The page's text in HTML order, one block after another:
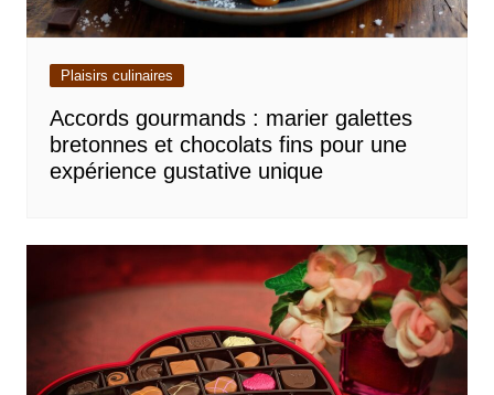
Plaisirs culinaires
Accords gourmands : marier galettes
bretonnes et chocolats fins pour une
expérience gustative unique